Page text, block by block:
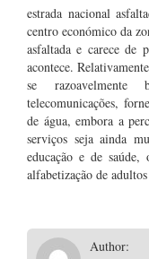
estrada nacional
centro económico da
asfaltada e carece de
acontece.
se
telecomunicações,
de água, embora a
serviços seja ainda
educação e de
alfabetização de
Author: